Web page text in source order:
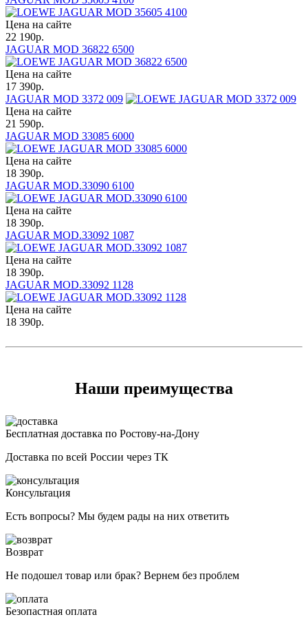
Цена на сайте
22 190р.
JAGUAR MOD 36822 6500
Цена на сайте
17 390р.
JAGUAR MOD 3372 009
Цена на сайте
21 590р.
JAGUAR MOD 33085 6000
Цена на сайте
18 390р.
JAGUAR MOD.33090 6100
Цена на сайте
18 390р.
JAGUAR MOD.33092 1087
Цена на сайте
18 390р.
JAGUAR MOD.33092 1128
Цена на сайте
18 390р.
Наши преимущества
Бесплатная доставка по Ростову-на-Дону
Доставка по всей России через ТК
Консультация
Есть вопросы? Мы будем рады на них ответить
Возврат
Не подошел товар или брак? Вернем без проблем
Безопастная оплата